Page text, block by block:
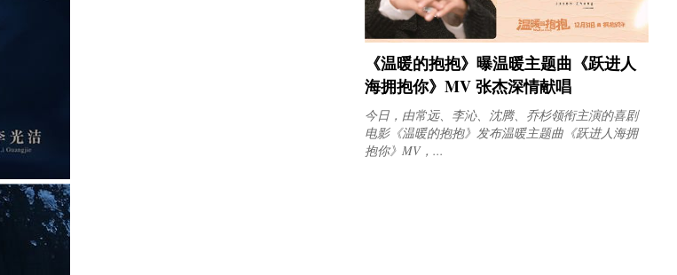
《温暖的抱抱》曝温暖主题曲《跃进人
海拥抱你》MV 张杰深情献唱
今日，由常远、李沁、沈腾、乔杉领衔主演的喜剧
电影《温暖的抱抱》发布温暖主题曲《跃进人海拥
抱你》MV，...